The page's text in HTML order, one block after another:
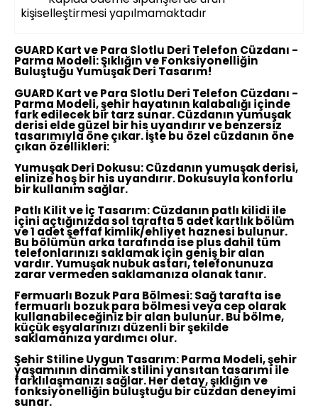
kişiselleştirmesi yapılmamaktadır
GUARD Kart ve Para Slotlu Deri Telefon Cüzdanı -
Parma Modeli: Şıklığın ve Fonksiyonelliğin
Buluştuğu Yumuşak Deri Tasarım!
GUARD Kart ve Para Slotlu Deri Telefon Cüzdanı -
Parma Modeli, şehir hayatının kalabalığı içinde
fark edilecek bir tarz sunar. Cüzdanın yumuşak
derisi elde güzel bir his uyandırır ve benzersiz
tasarımıyla öne çıkar. İşte bu özel cüzdanın öne
çıkan özellikleri:
Yumuşak Deri Dokusu:Cüzdanın yumuşak derisi,
elinize hoş bir his uyandırır. Dokusuyla konforlu
bir kullanım sağlar.
Patlı Kilit ve İç Tasarım:Cüzdanın patlı kilidi ile
içini açtığınızda sol tarafta 5 adet kartlık bölüm
ve 1 adet şeffaf kimlik/ehliyet haznesi bulunur.
Bu bölümün arka tarafında ise plus dahil tüm
telefonlarınızı saklamak için geniş bir alan
vardır. Yumuşak nubuk astarı, telefonunuza
zarar vermeden saklamanıza olanak tanır.
Fermuarlı Bozuk Para Bölmesi:Sağ tarafta ise
fermuarlı bozuk para bölmesi veya cep olarak
kullanabileceğiniz bir alan bulunur. Bu bölme,
küçük eşyalarınızı düzenli bir şekilde
saklamanıza yardımcı olur.
Şehir Stiline Uygun Tasarım:Parma Modeli, şehir
yaşamının dinamik stilini yansıtan tasarımı ile
farklılaşmanızı sağlar. Her detay, şıklığın ve
fonksiyonelliğin buluştuğu bir cüzdan deneyimi
sunar.